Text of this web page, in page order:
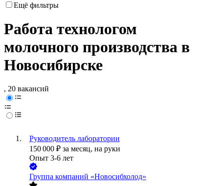
Ещё фильтры
Работа технологом
молочного производства в
Новосибирске
, 20 вакансий
Руководитель лаборатории
150 000 ₽ за месяц, на руки
Опыт 3-6 лет
Группа компаний «Новосибхолод»